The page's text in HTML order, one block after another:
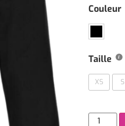
Couleur
Taille
XS S